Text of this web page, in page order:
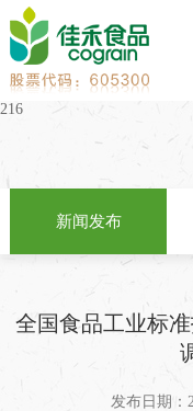
216
新闻发布
全国食品工业标
发布日期：